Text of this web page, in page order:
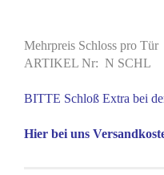
Mehrpreis
ARTIKEL Nr:
BITTE Schloß Extra bei
Hier bei uns